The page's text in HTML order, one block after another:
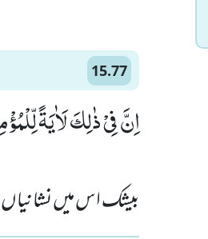
15.77
اِنَّ فِیْ ذٰلِكَ لَاٰیَةً
بیشک اس میں نشانیاں